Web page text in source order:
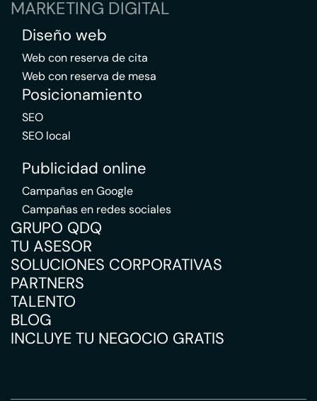
MARKETING DIGITAL
Diseño web
Web con reserva de cita
Web con reserva de mesa
Posicionamiento
SEO
SEO local
Publicidad online
Campañas en Google
Campañas en redes sociales
GRUPO QDQ
TU ASESOR
SOLUCIONES CORPORATIVAS
PARTNERS
TALENTO
BLOG
INCLUYE TU NEGOCIO GRATIS